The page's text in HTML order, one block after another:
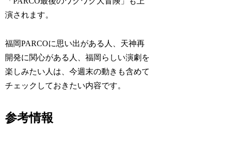
演されます。
福岡PARCOに思い出がある人、天神再
開発に関心がある人、福岡らしい演劇を
楽しみたい人は、今週末の動きも含めて
チェックしておきたい内容です。
参考情報